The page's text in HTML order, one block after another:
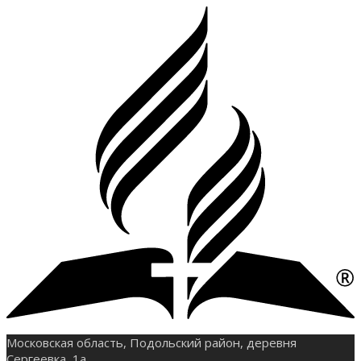
Московская область, Подольский район, деревня